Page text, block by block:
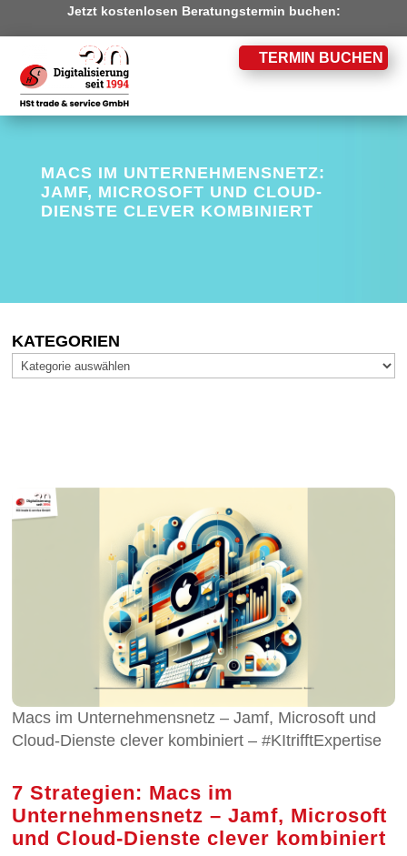
Jetzt kostenlosen Beratungstermin buchen:
TERMIN BUCHEN
MACS IM UNTERNEHMENSNETZ:
JAMF, MICROSOFT UND CLOUD-
DIENSTE CLEVER KOMBINIERT
KATEGORIEN
Macs im Unternehmensnetz – Jamf, Microsoft und
Cloud-Dienste clever kombiniert – #KItrifftExpertise
7 Strategien: Macs im
Unternehmensnetz – Jamf, Microsoft
und Cloud-Dienste clever kombiniert